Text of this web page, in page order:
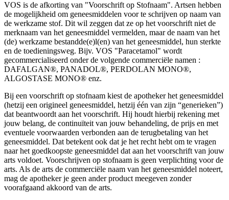
VOS is de afkorting van "Voorschrift op Stofnaam". Artsen hebben
de mogelijkheid om geneesmiddelen voor te schrijven op naam van
de werkzame stof. Dit wil zeggen dat ze op het voorschrift niet de
merknaam van het geneesmiddel vermelden, maar de naam van het
(de) werkzame bestandde(e)l(en) van het geneesmiddel, hun sterkte
en de toedieningsweg. Bijv. VOS "Paracetamol" wordt
gecommercialiseerd onder de volgende commerciële namen :
DAFALGAN®, PANADOL®, PERDOLAN MONO®,
ALGOSTASE MONO® enz.
Bij een voorschrift op stofnaam kiest de apotheker het geneesmiddel
(hetzij een origineel geneesmiddel, hetzij één van zijn “generieken”)
dat beantwoordt aan het voorschrift. Hij houdt hierbij rekening met
jouw belang, de continuïteit van jouw behandeling, de prijs en met
eventuele voorwaarden verbonden aan de terugbetaling van het
geneesmiddel. Dat betekent ook dat je het recht hebt om te vragen
naar het goedkoopste geneesmiddel dat aan het voorschrift van jouw
arts voldoet. Voorschrijven op stofnaam is geen verplichting voor de
arts. Als de arts de commerciële naam van het geneesmiddel noteert,
mag de apotheker je geen ander product meegeven zonder
voorafgaand akkoord van de arts.